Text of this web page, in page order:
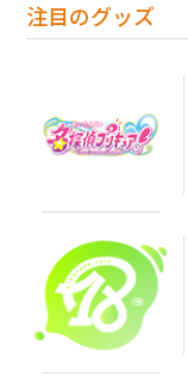
注目のグッズ